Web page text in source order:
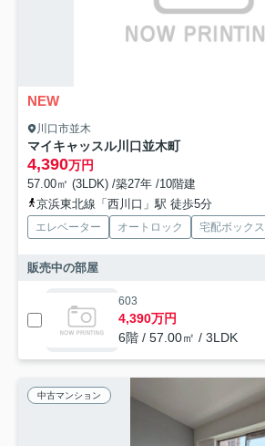
NEW
川口市並木
マイキャッスル川口並木町
4,390万円
57.00㎡ (3LDK) /築27年 /10階建
京浜東北線「西川口」駅 徒歩5分
エレベーター オートロック 宅配ボックス
販売中の部屋
603
4,390万円
6階 / 57.00㎡ / 3LDK
中古マンション